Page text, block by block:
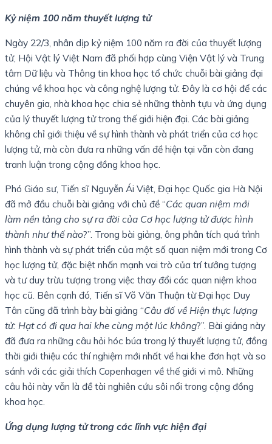
Kỷ niệm 100 năm thuyết lượng tử
Ngày 22/3, nhân dịp kỷ niệm 100 năm ra đời của thuyết lượng
tử, Hội Vật lý Việt Nam đã phối hợp cùng Viện Vật lý và Trung
tâm Dữ liệu và Thông tin khoa học tổ chức chuỗi bài giảng đại
chúng về khoa học và công nghệ lượng tử. Đây là cơ hội để các
chuyên gia, nhà khoa học chia sẻ những thành tựu và ứng dụng
của lý thuyết lượng tử trong thế giới hiện đại. Các bài giảng
không chỉ giới thiệu về sự hình thành và phát triển của cơ học
lượng tử, mà còn đưa ra những vấn đề hiện tại vẫn còn đang
tranh luận trong cộng đồng khoa học.
Phó Giáo sư, Tiến sĩ Nguyễn Ái Việt, Đại học Quốc gia Hà Nội
đã mở đầu chuỗi bài giảng với chủ đề “Các quan niệm mới
làm nền tảng cho sự ra đời của Cơ học lượng tử được hình
thành như thế nào?”. Trong bài giảng, ông phân tích quá trình
hình thành và sự phát triển của một số quan niệm mới trong Cơ
học lượng tử, đặc biệt nhấn mạnh vai trò của trí tưởng tượng
và tư duy trừu tượng trong việc thay đổi các quan niệm khoa
học cũ. Bên cạnh đó, Tiến sĩ Võ Văn Thuận từ Đại học Duy
Tân cũng đã trình bày bài giảng “Câu đố về Hiện thực lượng
tử: Hạt có đi qua hai khe cùng một lúc không?”. Bài giảng này
đã đưa ra những câu hỏi hóc búa trong lý thuyết lượng tử, đồng
thời giới thiệu các thí nghiệm mới nhất về hai khe đơn hạt và so
sánh với các giải thích Copenhagen về thế giới vi mô. Những
câu hỏi này vẫn là đề tài nghiên cứu sôi nổi trong cộng đồng
khoa học.
Ứng dụng lượng tử trong các lĩnh vực hiện đại